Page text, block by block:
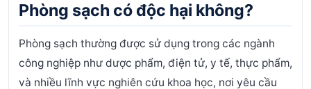
Phòng sạch có độc hại không?
Phòng sạch thường được sử dụng trong các ngành
công nghiệp như dược phẩm, điện tử, y tế, thực phẩm,
và nhiều lĩnh vực nghiên cứu khoa học, nơi yêu cầu